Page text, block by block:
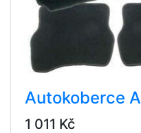
Autokoberce
1 011 Kč